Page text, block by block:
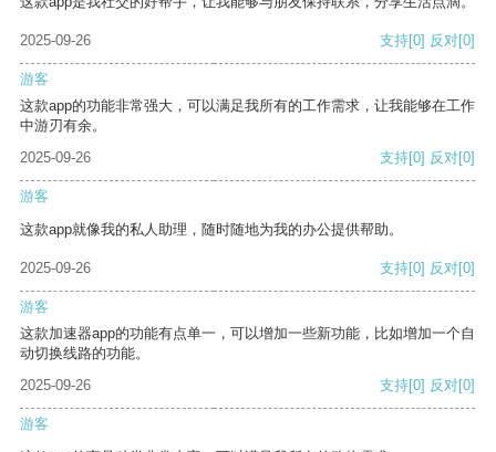
2025-09-26 支持[0] 反对[0]
游客
这款app的功能非常强大，可以满足我所有的工作需求，让我能够在工作
中游刃有余。
2025-09-26
支持[0] 反对[0]
游客
这款app就像我的私人助理，随时随地为我的办公提供帮助。
2025-09-26 支持[0] 反对[0]
游客
这款加速器app的功能有点单一，可以增加一些新功能，比如增加一个自
动切换线路的功能。
2025-09-26
支持[0] 反对[0]
游客